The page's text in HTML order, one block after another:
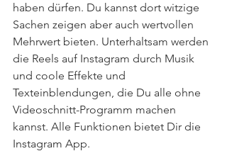
haben dürfen. Du kannst dort witzige
Sachen zeigen aber auch wertvollen
Mehrwert bieten. Unterhaltsam werden
die Reels auf Instagram durch Musik
und coole Effekte und
Texteinblendungen, die Du alle ohne
Videoschnitt-Programm machen
kannst. Alle Funktionen bietet Dir die
Instagram App.